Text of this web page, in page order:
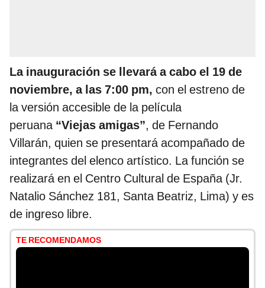
La inauguración se llevará a cabo el 19 de
noviembre, a las 7:00 pm, con el estreno de
la versión accesible de la película
peruana “Viejas amigas”, de Fernando
Villarán, quien se presentará acompañado de
integrantes del elenco artístico. La función se
realizará en el Centro Cultural de España (Jr.
Natalio Sánchez 181, Santa Beatriz, Lima) y es
de ingreso libre.
TE RECOMENDAMOS